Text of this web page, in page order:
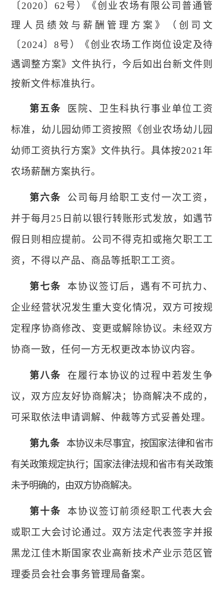
〔 2020 〕62号 ）
《创业农场有限公司普通管
理人员绩效与薪酬管理方案》（创司文
〔 2024〕8号）《创业农场工作岗位设定及待
遇调整方案》 文件执行，今后如出台新文件则
按新文件标准执行。
第五条 医院、卫生科执行事业单位工资
标准，幼儿园幼师工资按照《创业农场幼儿园
幼师工资执行方案》文件执行。 具体按2021 年
农场薪酬方案执行。
第六条 公司 每月给职工支付一次工资，
并于每月 25日前以银行转账形式发放，如遇节
假日则相应提前。 公司 不得克扣或拖欠职工工
资，不得以产品、商品等抵职工工资。
第七条
本协议签订后，遇有不可抗力、
企业经营状况发生重大变化情况，双方可按规
定程序协商修改、变更或解除协议。未经双方
协商一致，任何一方无权更改本协议内容。
第八条
在履行本协议的过程中若发生争
议，双方应友好协商解决；协商解决不成的，
可采取依法申请调解、仲裁等方式妥善处理。
第九条
本协议未尽事宜，按国家法律和省市
有关政策规定执行；国家法律法规和省市有关政策
未予明确的，由双方协商解决。
第十条
本协议签订前须经职工代表大会
或职工大会讨论通过。 双方法定代表签字并报
黑龙江佳木斯国家农业高新技术产业示范区 管
理委员会社会事务管理局备案。